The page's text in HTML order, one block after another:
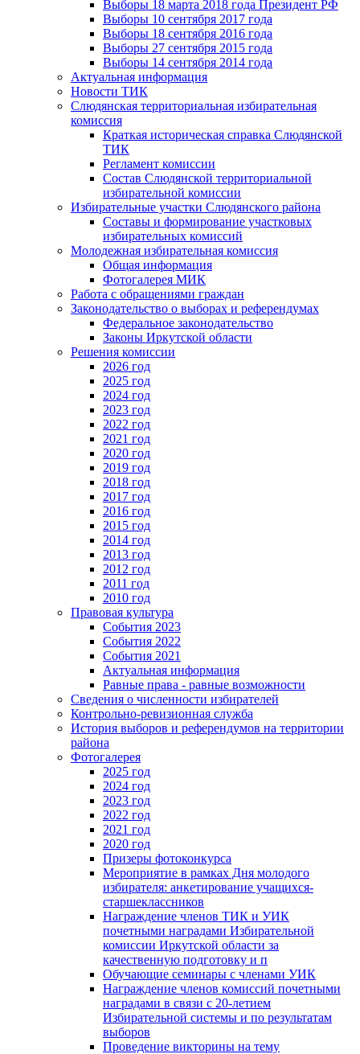
Выборы 18 марта 2018 года Президент РФ
Выборы 10 сентября 2017 года
Выборы 18 сентября 2016 года
Выборы 27 сентября 2015 года
Выборы 14 сентября 2014 года
Актуальная информация
Новости ТИК
Слюдянская территориальная избирательная
комиссия
Краткая историческая справка Слюдянской
ТИК
Регламент комиссии
Состав Слюдянской территориальной
избирательной комиссии
Избирательные участки Слюдянского района
Составы и формирование участковых
избирательных комиссий
Молодежная избирательная комиссия
Общая информация
Фотогалерея МИК
Работа с обращениями граждан
Законодательство о выборах и референдумах
Федеральное законодательство
Законы Иркутской области
Решения комиссии
2026 год
2025 год
2024 год
2023 год
2022 год
2021 год
2020 год
2019 год
2018 год
2017 год
2016 год
2015 год
2014 год
2013 год
2012 год
2011 год
2010 год
Правовая культура
События 2023
События 2022
События 2021
Актуальная информация
Равные права - равные возможности
Сведения о численности избирателей
Контрольно-ревизионная служба
История выборов и референдумов на территории
района
Фотогалерея
2025 год
2024 год
2023 год
2022 год
2021 год
2020 год
Призеры фотоконкурса
Мероприятие в рамках Дня молодого
избирателя: анкетирование учащихся-
старшеклассников
Награждение членов ТИК и УИК
почетными наградами Избирательной
комиссии Иркутской области за
качественную подготовку и п
Обучающие семинары с членами УИК
Награждение членов комиссий почетными
наградами в связи с 20-летием
Избирательной системы и по результатам
выборов
Проведение викторины на тему